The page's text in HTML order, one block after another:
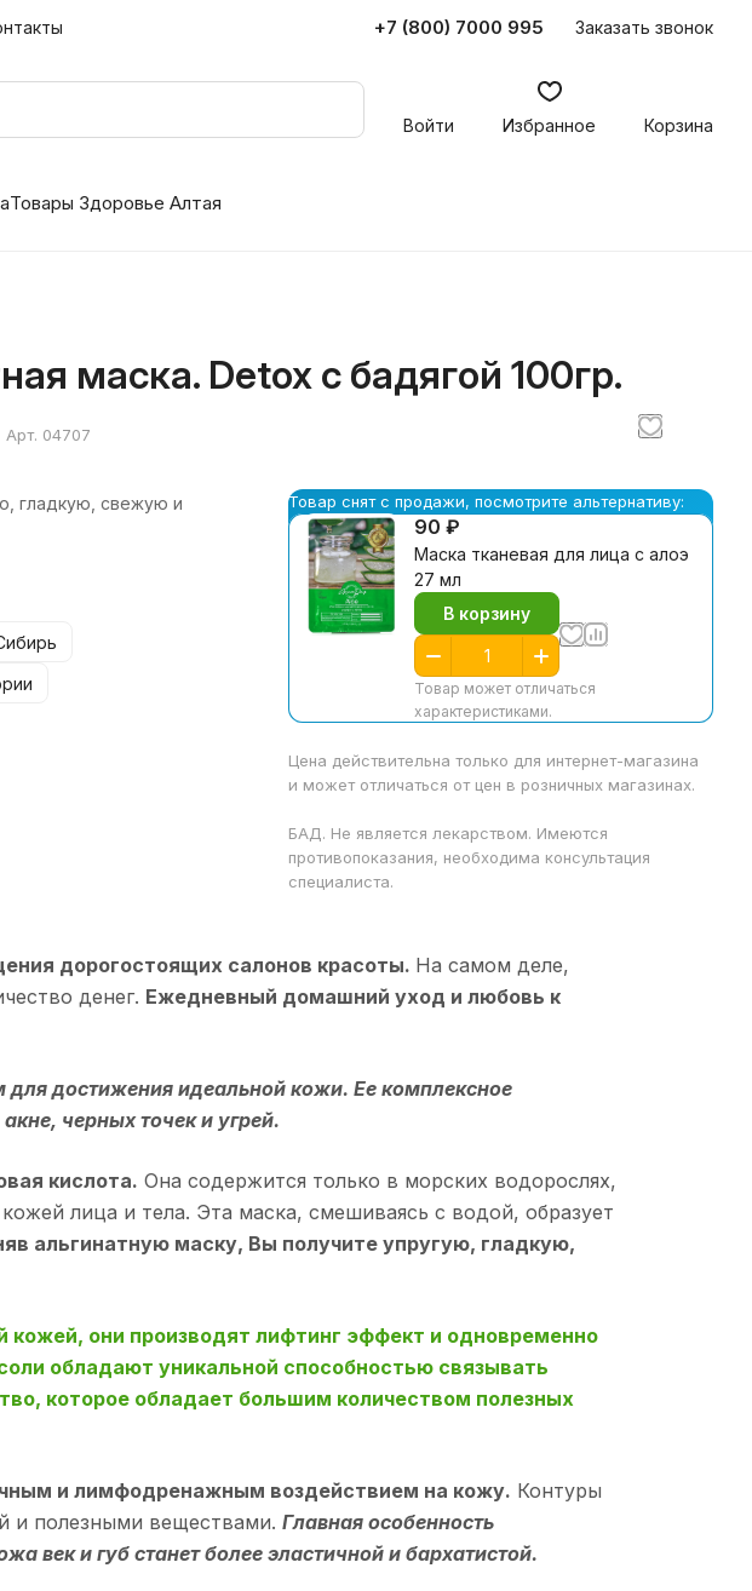
+7 (800) 7000 995 Заказать звонок
Войти Избранное Корзина
Товары Здоровье Алтая
маска. Detox с бадягой 100гр.
Арт. 04707
гладкую, свежую и
Товар снят с продажи, посмотрите альтернативу:
90 ₽
Маска тканевая для лица с алоэ
27 мл
В корзину
Товар может отличаться
характеристиками.
Цена действительна только для интернет-магазина
и может отличаться от цен в розничных магазинах.
БАД. Не является лекарством. Имеются
противопоказания, необходима консультация
специалиста.
дорогостоящих салонов красоты. На самом деле,
денег. Ежедневный домашний уход и любовь к
для достижения идеальной кожи. Ее комплексное
черных точек и угрей.
кислота. Она содержится только в морских водорослях,
лица и тела. Эта маска, смешиваясь с водой, образует
альгинатную маску, Вы получите упругую, гладкую,
они производят лифтинг эффект и одновременно
обладают уникальной способностью связывать
которое обладает большим количеством полезных
и лимфодренажным воздействием на кожу. Контуры
и полезными веществами. Главная особенность
век и губ станет более эластичной и бархатистой.